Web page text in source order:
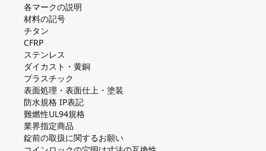
各マークの説明
材料の記号
チタン
CFRP
ステンレス
ダイカスト・⻩銅
プラスチック
表面処理・表面仕上・塗装
防⽔規格 IP表記
難燃性UL94規格
業界指定商品
錠前の取扱に関するお願い